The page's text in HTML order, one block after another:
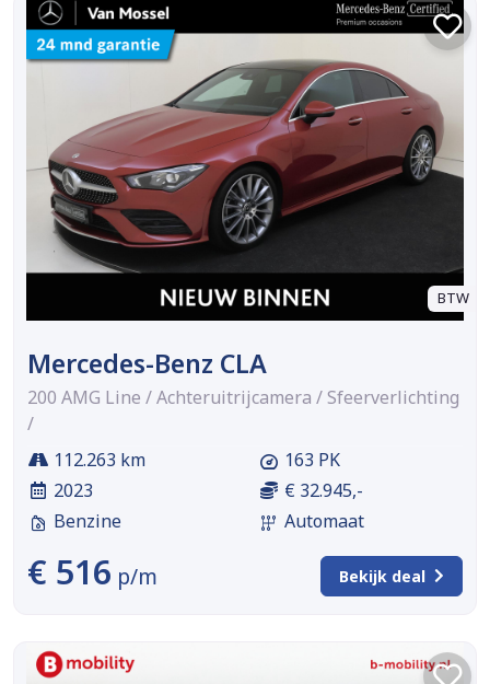
BTW
Mercedes-Benz CLA
200 AMG Line / Achteruitrijcamera / Sfeerverlichting
/
112.263 km
2023
Benzine
163 PK
€ 32.945,-
Automaat
€ 516 p/m Bekijk deal